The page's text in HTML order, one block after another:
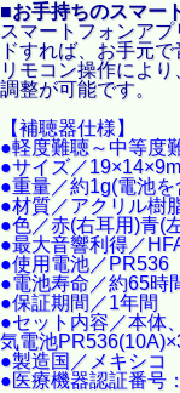
■お手持ちのスマー
スマートフォンア
ドすれば、お手元で
リモコン操作によ
調整が可能です。
【補聴器仕様】
●軽度難聴～中等度
●サイズ／
●重量／約1g(電池を
●材質／アクリル樹
●色／赤(右耳用)青(
●最大音響利得／
●使用電池／PR536
●電池寿命／約65時
●保証期間／1年間
●セット内容／本体
気電池
●製造国／メキシコ
●医療機器認証番号